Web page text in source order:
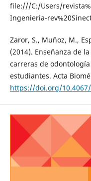
file:///C:/Users/
Ingenieria-
Zaror, S., Muñoz, M.,
(2014). Enseñanza de
carreras de
estudiantes. Acta
https://doi.org/10.4067/